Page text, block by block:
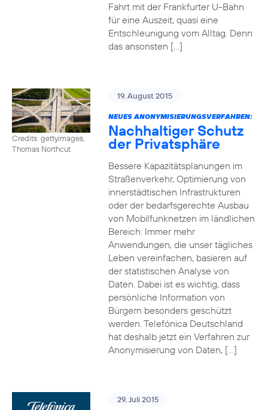
Fahrt mit der Frankfurter U-Bahn
für eine Auszeit, quasi eine
Entschleunigung vom Alltag. Denn
das ansonsten […]
Credits: gettyimages,
Thomas Northcut
19. August 2015
NEUES ANONYMISIERUNGSVERFAHREN:
Nachhaltiger Schutz
der Privatsphäre
Bessere Kapazitätsplanungen im
Straßenverkehr, Optimierung von
innerstädtischen Infrastrukturen
oder der bedarfsgerechte Ausbau
von Mobilfunknetzen im ländlichen
Bereich: Immer mehr
Anwendungen, die unser tägliches
Leben vereinfachen, basieren auf
der statistischen Analyse von
Daten. Dabei ist es wichtig, dass
persönliche Information von
Bürgern besonders geschützt
werden. Telefónica Deutschland
hat deshalb jetzt ein Verfahren zur
Anonymisierung von Daten, […]
29. Juli 2015